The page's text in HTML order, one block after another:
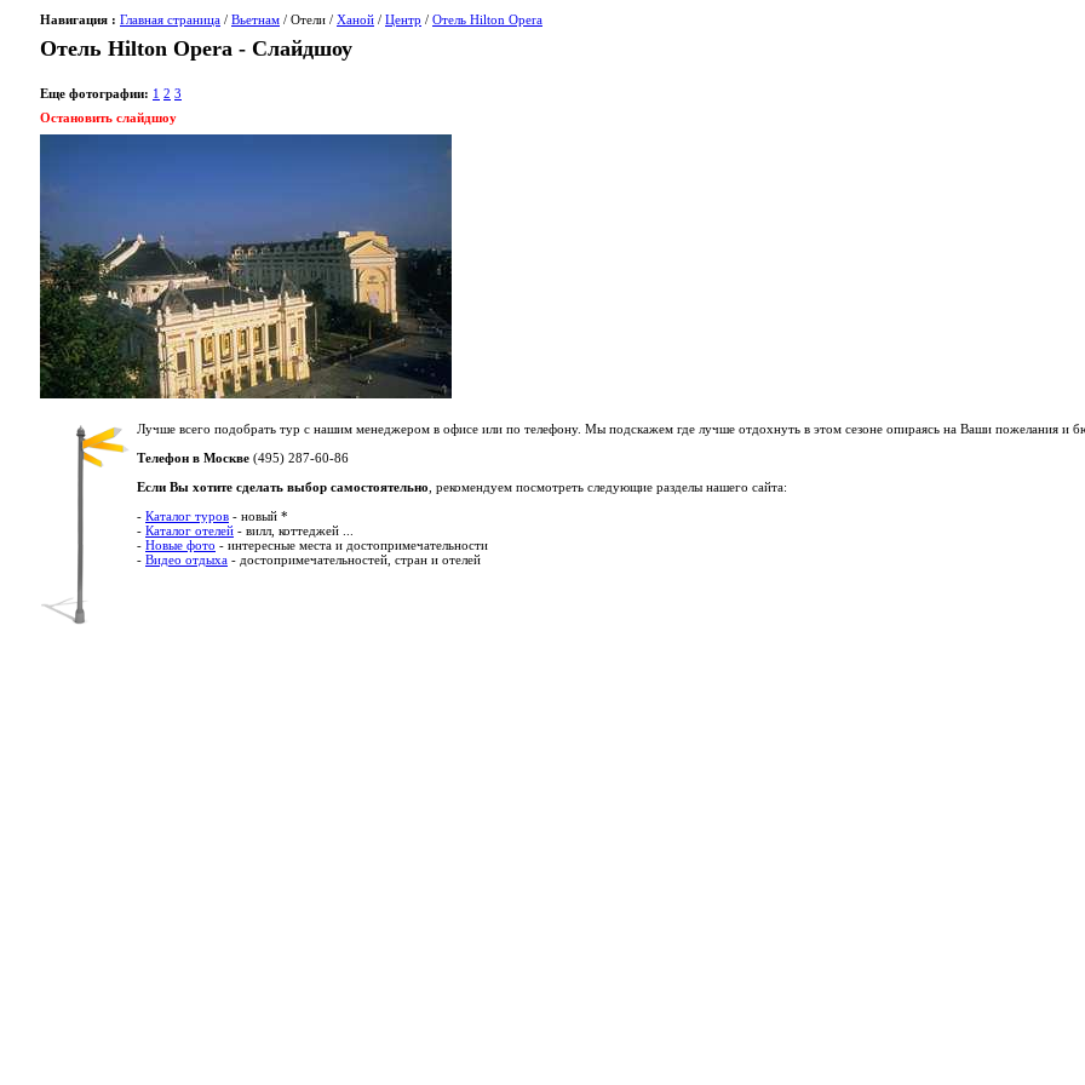
Навигация : Главная страница / Вьетнам / Отели / Ханой / Центр / Отель Hilton Opera
Отель Hilton Opera - Слайдшоу
Еще фотографии: 1 2 3
Остановить слайдшоу
Лучше всего подобрать тур с нашим менеджером в офисе или по телефону. Мы подскажем где лучше отдохнуть в этом сезоне опираясь на Ваши пожелания и
Телефон в Москве (495) 287-60-86
Если Вы хотите сделать выбор самостоятельно , рекомендуем посмотреть следующие разделы нашего сайта:
- Каталог туров - новый *
- Каталог отелей - вилл, коттеджей ...
- Новые фото - интересные места и достопримечательности
- Видео отдыха - достопримечательностей, стран и отелей